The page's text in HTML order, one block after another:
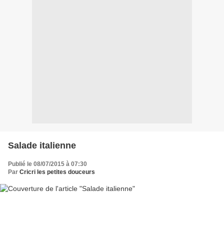
Salade italienne
Publié le 08/07/2015 à 07:30
Par Cricri les petites douceurs